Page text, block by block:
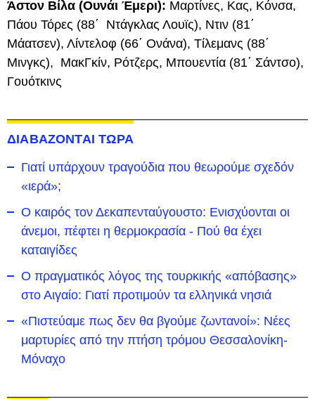
Άστον Βίλα (Ουνάι Έμερι): Μαρτίνες, Κας, Κόνσα,
Πάου Τόρες (88΄ Ντάγκλας Λουϊς), Ντιν (81΄
Μάατσεν), Λίντελοφ (66΄ Ονάνα), Τίλεμανς (88΄
Μινγκς), ΜακΓκίν, Ρότζερς, Μπουεντία (81΄ Σάντσο),
Γουότκινς
ΔΙΑΒΑΖΟΝΤΑΙ ΤΩΡΑ
Γιατί υπάρχουν τραγούδια που θεωρούμε σχεδόν
«ιερά»;
Ο καιρός τον Δεκαπενταύγουστο: Ενισχύονται οι
άνεμοι, πέφτει η θερμοκρασία - Πού θα έχει
καταιγίδες
Ο πραγματικός λόγος της τουρκικής «απόβασης»
στο Αιγαίο: Γιατί προτιμούν τα ελληνικά νησιά
«Πιστεύαμε πως δεν θα βγούμε ζωντανοί»: Νέες
μαρτυρίες από την πτήση τρόμου Θεσσαλονίκη-
Μόναχο